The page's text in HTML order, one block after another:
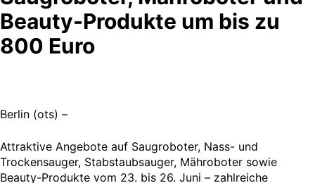
Beauty-Produkte um bis zu
800 Euro
Berlin (ots) –
Attraktive Angebote auf Saugroboter, Nass- und
Trockensauger, Stabstaubsauger, Mähroboter sowie
Beauty-Produkte vom 23. bis 26. Juni – zahlreiche